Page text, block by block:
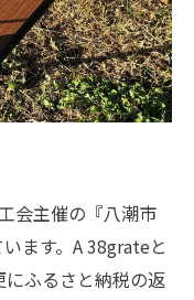
会主催の『八潮市
ます。A 38grateと
ふるさと納税の返